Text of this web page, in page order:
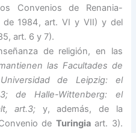
Convenios de Renania-
de 1984, art. VI y VII) y del
art. 6 y 7).
de religión, en las
las Facultades de
de Leipzig: el
de Halle-Wittenberg: el
art.3; y, además, de la
de Turingiaart. 3).